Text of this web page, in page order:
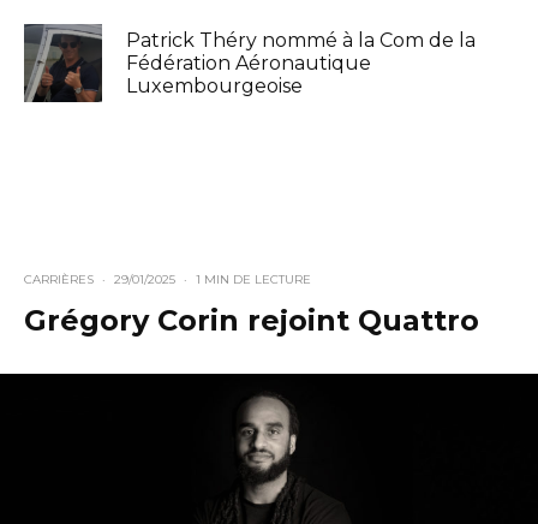
Patrick Théry nommé à la Com de la
Fédération Aéronautique
Luxembourgeoise
CARRIÈRES · 29/01/2025 · 1 MIN DE LECTURE
Grégory Corin rejoint Quattro